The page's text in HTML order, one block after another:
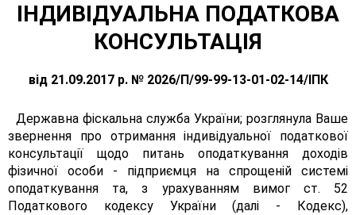
ІНДИВІДУАЛЬНА ПОДАТКОВА
КОНСУЛЬТАЦІЯ
від 21.09.2017 р. № 2026/П/99-99-13-01-02-14/ІПК
Державна фіскальна служба України; розглянула Ваше
звернення про отримання індивідуальної податкової
консультації щодо питань оподаткування доходів
фізичної особи - підприємця на спрощеній системі
оподаткування та, з урахуванням вимог ст. 52
Податкового кодексу України (далі - Кодекс),